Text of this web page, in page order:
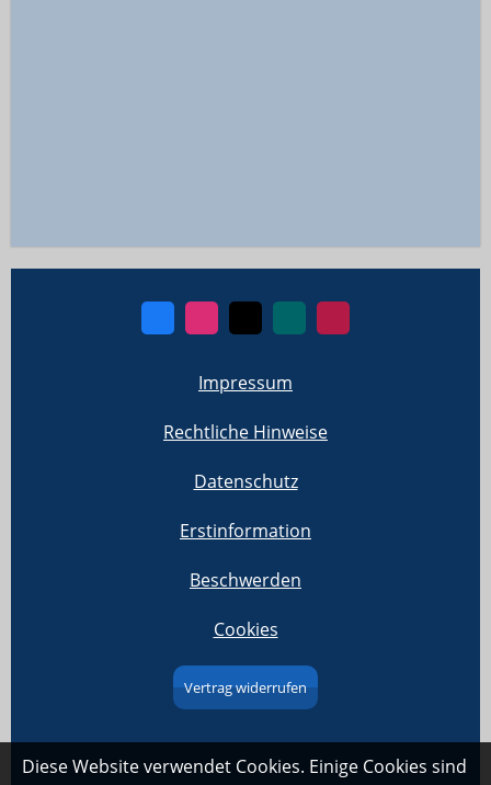
Impressum
Rechtliche Hinweise
Datenschutz
Erstinformation
Beschwerden
Cookies
Vertrag widerrufen
Diese Website verwendet Cookies. Einige Cookies sind